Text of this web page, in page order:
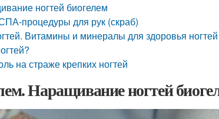
ногтей биогелем
процедуры для рук (скраб)
Витамины и минералы для здоровья ногтей
на страже крепких ногтей
Наращивание ногтей